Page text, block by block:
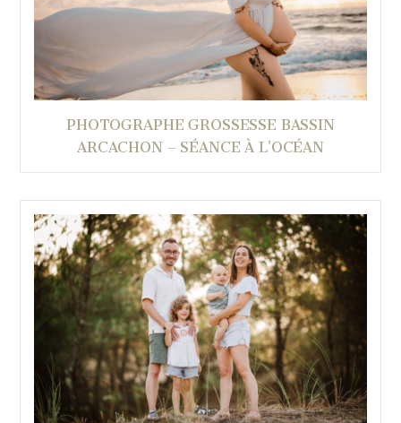
PHOTOGRAPHE GROSSESSE BASSIN
ARCACHON – SÉANCE À L’OCÉAN